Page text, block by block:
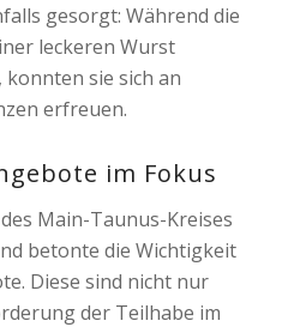
gesorgt: Während die
leckeren Wurst
sie sich an
erfreuen.
im Fokus
Main-Taunus-Kreises
betonte die Wichtigkeit
Diese sind nicht nur
der Teilhabe im